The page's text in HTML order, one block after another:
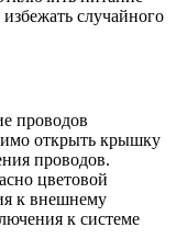
случайного
проводов
открыть крышку
проводов.
цветовой
к внешнему
к системе